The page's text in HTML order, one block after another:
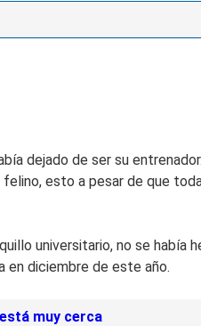
dejado de ser su
esto a pesar de que
universitario, no se había
en diciembre de este año.
muy cerca